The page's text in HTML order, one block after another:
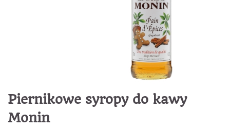
Piernikowe syropy do kawy
Monin